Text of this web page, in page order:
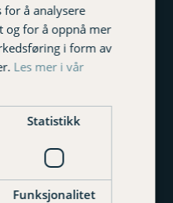
å analysere
og for å oppnå mer
i form av
Les mer i vår
Statistikk
Funksjonalitet